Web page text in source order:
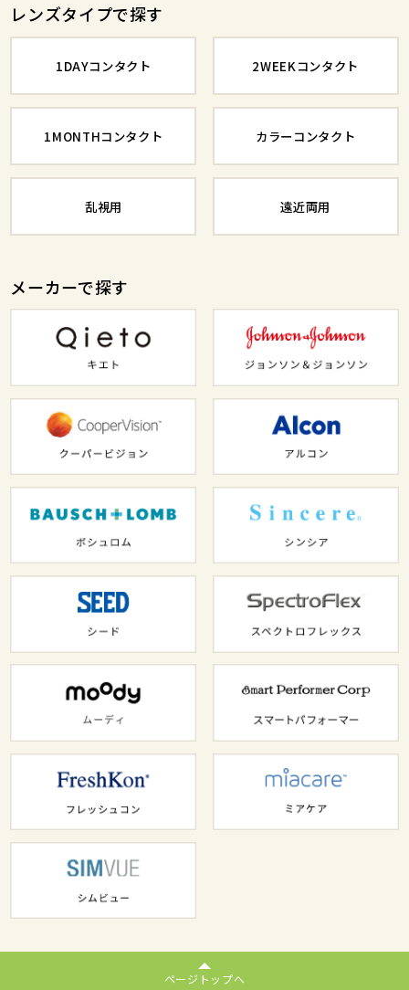
レンズタイプで探す
1DAYコンタクト 2WEEKコンタクト
1MONTHコンタクト カラーコンタクト
乱視用 遠近両用
メーカーで探す
ページトップへ